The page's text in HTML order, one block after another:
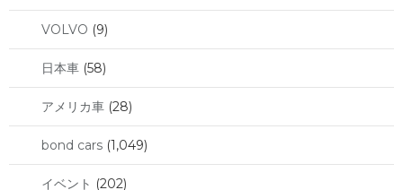
VOLVO (9)
日本車 (58)
アメリカ車 (28)
bond cars (1,049)
イベント (202)